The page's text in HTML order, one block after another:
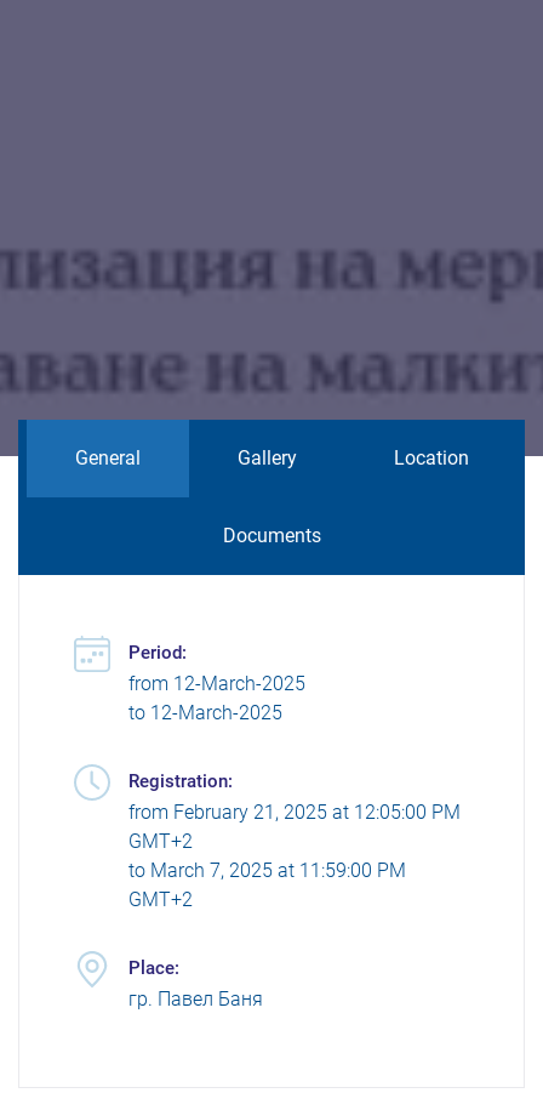
General Gallery Location
Documents
Period:
from 12-March-2025
to 12-March-2025
Registration:
from February 21, 2025 at 12:05:00 PM
GMT+2
to March 7, 2025 at 11:59:00 PM
GMT+2
Place:
гр. Павел Баня